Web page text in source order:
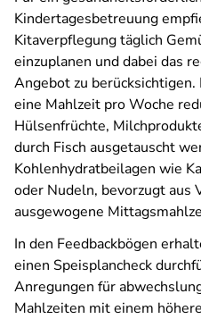
Kindertagesbetreuung
Kitaverpflegung täglich
einzuplanen und dabei das
Angebot zu
eine Mahlzeit pro Woche
Hülsenfrüchte,
durch Fisch ausgetauscht
Kohlenhydratbeilagen wie
oder Nudeln, bevorzugt aus
ausgewogene
In den Feedbackbögen
einen Speisplancheck
Anregungen für
Mahlzeiten mit einem